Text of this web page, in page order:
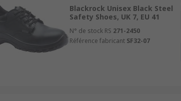
Blackrock Unisex Black Steel
Safety Shoes, UK 7, EU 41
N° de stock RS 271-2450
Référence fabricant SF32-07